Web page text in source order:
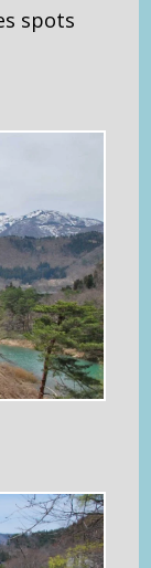
spots